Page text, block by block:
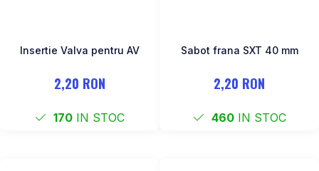
Insertie Valva pentru AV
2,20 RON
170 IN STOC
Sabot frana SXT 40 mm
2,20 RON
460IN STOC